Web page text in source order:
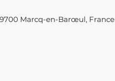
Marcq-en-Barœul, France